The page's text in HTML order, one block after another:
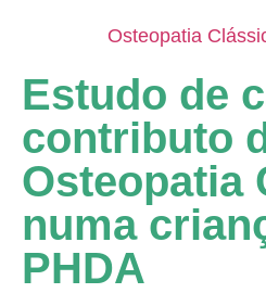
Osteopatia
Estudo de
contributo
Osteopatia
numa
PHDA